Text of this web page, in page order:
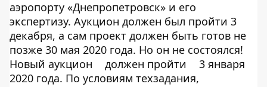
аэропорту «Днепропетровск» и его
экспертизу. Аукцион должен был пройти 3
декабря, а сам проект должен быть готов не
позже 30 мая 2020 года. Но он не состоялся!
Новый аукцион
должен пройти
3 января
2020 года. По условиям техзадания,